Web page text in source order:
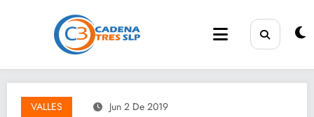
VALLES Jun 2 De 2019